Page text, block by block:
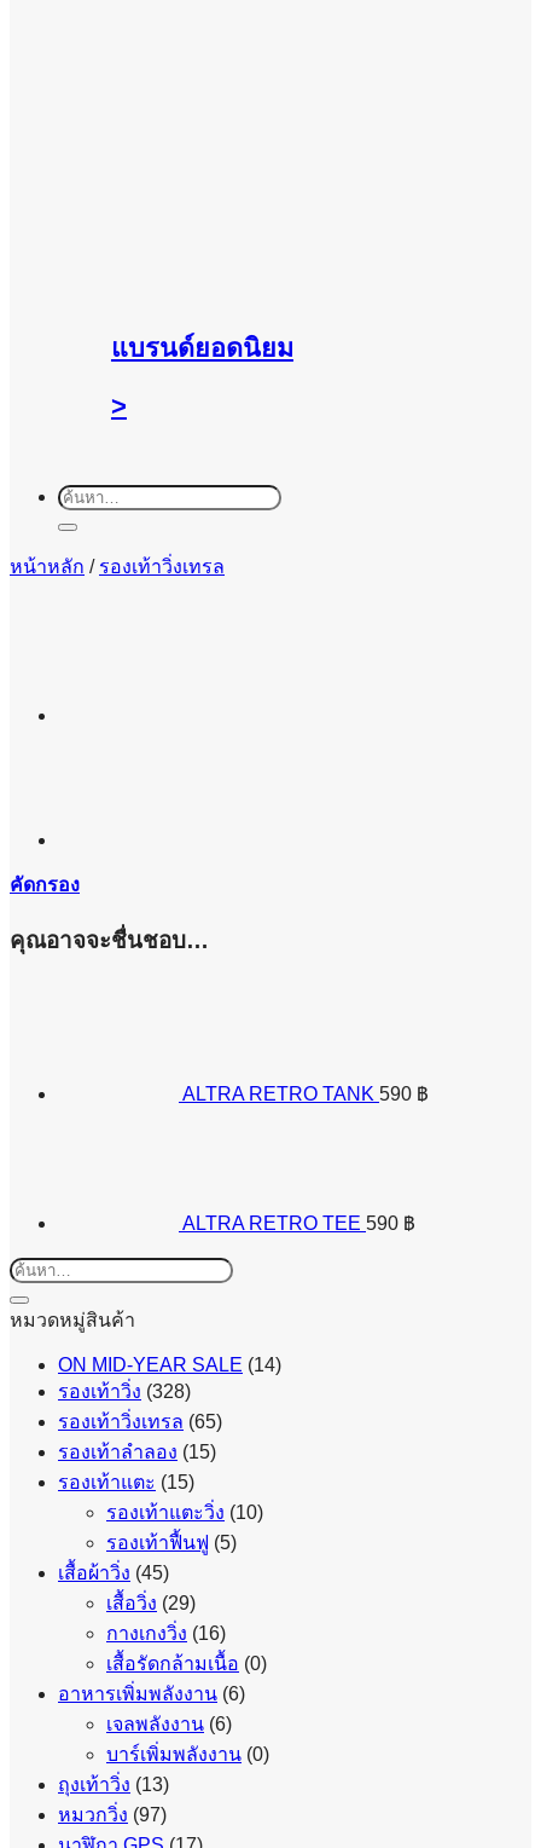
แบรนด์ยอดนิยม
>
ค้นหา:
หน้าหลัก / รองเท้าวิ่งเทรล
คัดกรอง
คุณอาจจะชื่นชอบ…
ALTRA RETRO TANK 590 ฿
ALTRA RETRO TEE 590 ฿
ค้นหา:
หมวดหมู่สินค้า
ON MID-YEAR SALE (14)
รองเท้าวิ่ง (328)
รองเท้าวิ่งเทรล (65)
รองเท้าลำลอง (15)
รองเท้าแตะ (15)
รองเท้าแตะวิ่ง (10)
รองเท้าฟื้นฟู (5)
เสื้อผ้าวิ่ง (45)
เสื้อวิ่ง (29)
กางเกงวิ่ง (16)
เสื้อรัดกล้ามเนื้อ (0)
อาหารเพิ่มพลังงาน (6)
เจลพลังงาน (6)
บาร์เพิ่มพลังงาน (0)
ถุงเท้าวิ่ง (13)
หมวกวิ่ง (97)